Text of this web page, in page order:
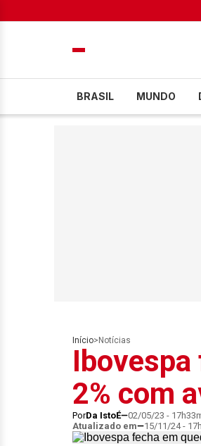
BRASIL MUNDO
Início> Notícias
Ibovespa
2% com
PorDa IstoÉ 02/05/23 -
Atualizado em
15/11/24 -